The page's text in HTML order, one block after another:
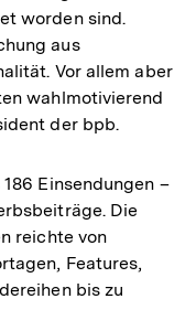
worden sind.
aus
Vor allem aber
wahlmotivierend
der bpb.
Einsendungen –
Die
reichte von
Features,
bis zu